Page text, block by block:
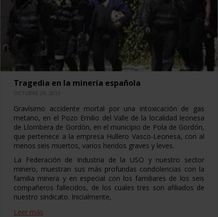
Tragedia en la minería española
OCTUBRE 29, 2013
Gravísimo accidente mortal por una intoxicación de gas
metano, en el Pozo Emilio del Valle de la localidad leonesa
de Llombera de Gordón, en el municipio de Pola de Gordón,
que pertenece a la empresa Hullero Vasco-Leonesa, con al
menos seis muertos, varios heridos graves y leves.
La Federación de Industria de la USO y nuestro sector
minero, muestran sus más profundas condolencias con la
familia minera y en especial con los familiares de los seis
compañeros fallecidos, de los cuales tres son afiliados de
nuestro sindicato. Inicialmente,
Leer más